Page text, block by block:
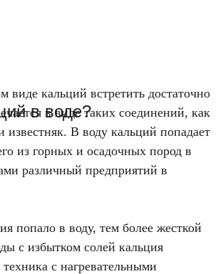
в воде?
виде кальций встретить достаточно
в виде таких соединений, как
В воду кальций попадает
из горных и осадочных пород в
различный предприятий в
попало в воду, тем более жесткой
с избытком солей кальция
с нагревательными